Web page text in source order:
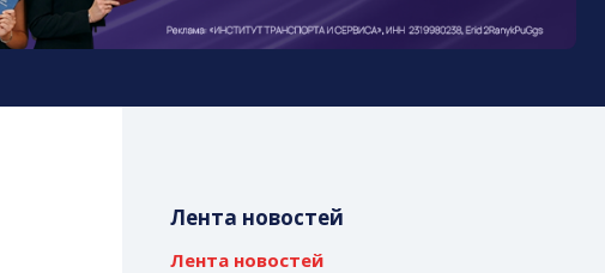
Лента новостей
Лента новостей